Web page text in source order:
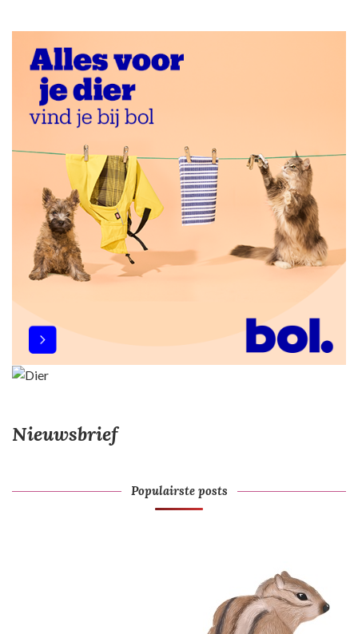
Nieuwsbrief
Populairste posts